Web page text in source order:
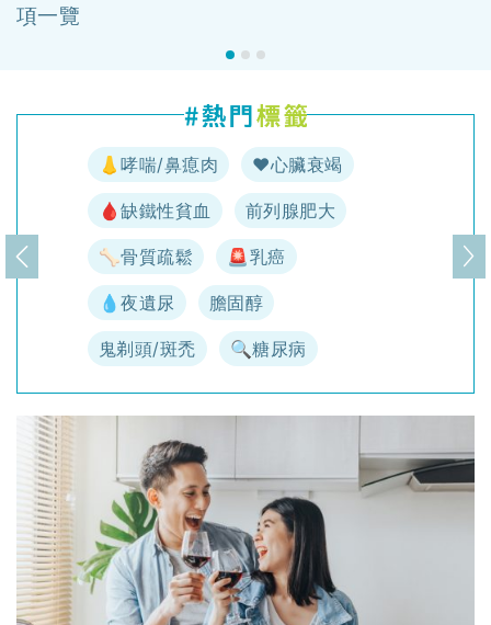
項一覽
👃哮喘/鼻瘜肉 ♥️心臟衰竭
🩸缺鐵性貧血 前列腺肥大
🦴骨質疏鬆 🚨乳癌
💧夜遺尿 膽固醇
鬼剃頭/斑禿 🔍糖尿病
上一頁 下